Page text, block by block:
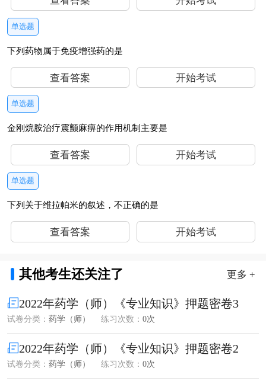
单选题
下列药物属于免疫增强药的是
查看答案 开始考试
单选题
金刚烷胺治疗震颤麻痹的作用机制主要是
查看答案 开始考试
单选题
下列关于维拉帕米的叙述，不正确的是
查看答案 开始考试
其他考生还关注了 更多 +
2022年药学（师）《专业知识》押题密卷3
试卷分类： 药学（师） 练习次数： 0次
2022年药学（师）《专业知识》押题密卷2
试卷分类： 药学（师） 练习次数： 0次